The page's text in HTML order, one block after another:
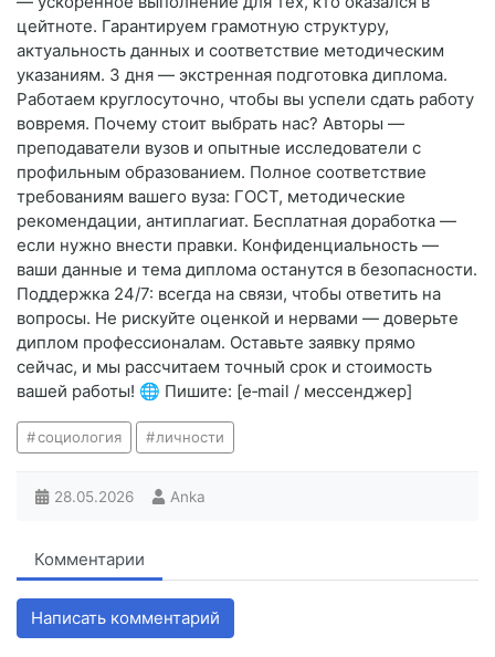
цейтноте. Гарантируем грамотную структуру,
актуальность данных и соответствие методическим
указаниям. 3 дня — экстренная подготовка диплома.
Работаем круглосуточно, чтобы вы успели сдать работу
вовремя. Почему стоит выбрать нас? Авторы —
преподаватели вузов и опытные исследователи с
профильным образованием. Полное соответствие
требованиям вашего вуза: ГОСТ, методические
рекомендации, антиплагиат. Бесплатная доработка —
если нужно внести правки. Конфиденциальность —
ваши данные и тема диплома останутся в безопасности.
Поддержка 24/7: всегда на связи, чтобы ответить на
вопросы. Не рискуйте оценкой и нервами — доверьте
диплом профессионалам. Оставьте заявку прямо
сейчас, и мы рассчитаем точный срок и стоимость
вашей работы! 🌐 Пишите: [e‑mail / мессенджер]
социология личности
28.05.2026 Anka
Комментарии
Написать комментарий